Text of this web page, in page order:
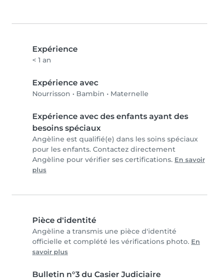
Expérience
< 1 an
Expérience avec
Nourrisson • Bambin • Maternelle
Expérience avec des enfants ayant des
besoins spéciaux
Angèline est qualifié(e) dans les soins spéciaux
pour les enfants. Contactez directement
Angèline pour vérifier ses certifications. En savoir
plus
Pièce d'identité
Angèline a transmis une pièce d'identité
officielle et complété les vérifications photo. En
savoir plus
Bulletin n°3 du Casier Judiciaire